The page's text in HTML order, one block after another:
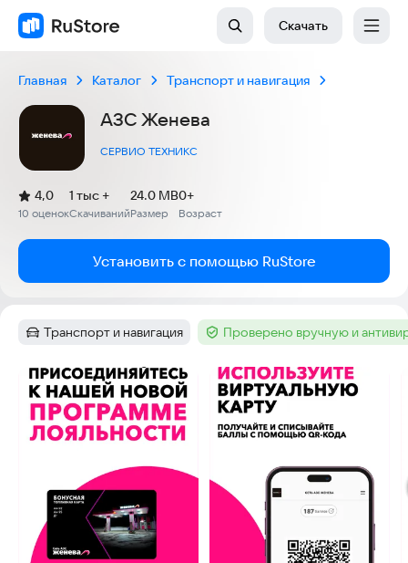
Скачать
Главная Каталог Транспорт и навигация
АЗС Женева
СЕРВИО ТЕХНИКС
Рейтинг:
4,0
(
10 оценок
)
Скачиваний
1 тыс +
Размер
24.0 MB
Возраст
0+
Установить с помощью RuStore
Категория:
Транспорт и навигация Тег :Проверено вручную и
Скриншоты